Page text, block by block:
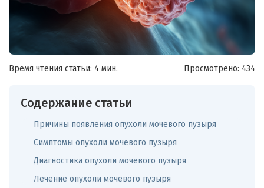
Время чтения статьи: 4 мин. Просмотрено: 434
Содержание статьи
Причины появления опухоли мочевого пузыря
Симптомы опухоли мочевого пузыря
Диагностика опухоли мочевого пузыря
Лечение опухоли мочевого пузыря